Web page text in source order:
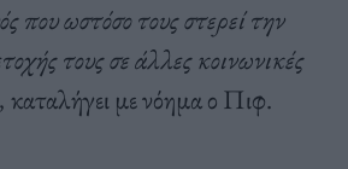
που ωστόσο τους στερεί την
τους σε άλλες κοινωνικές
καταλήγει με νόημα ο Πιφ.